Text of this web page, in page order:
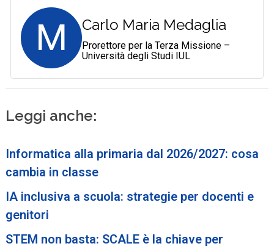
M Carlo Maria Medaglia
Prorettore per la Terza Missione –
Università degli Studi IUL
Leggi anche:
Informatica alla primaria dal 2026/2027: cosa
cambia in classe
IA inclusiva a scuola: strategie per docenti e
genitori
STEM non basta: SCALE è la chiave per